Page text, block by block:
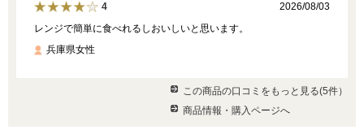
4
2026/08/03
レンジで簡単に食べれるしおいしいと思います。
兵庫県女性
この商品の口コミをもっと見る(5件）
商品情報・購入ページへ